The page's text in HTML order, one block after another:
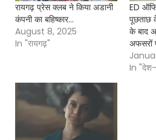
रायगढ़ प्रेस क्लब ने किया अडानी
कंपनी का बहिष्कार…
August 8, 2025
In "रायगढ़"
ED
पूछताछ
के बाद
अफसरों
In "देश-